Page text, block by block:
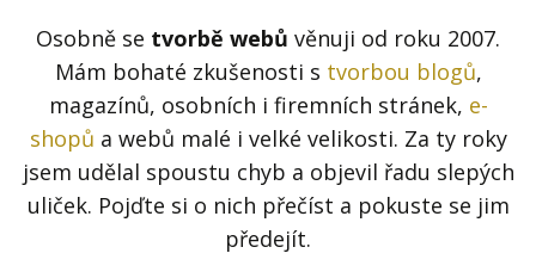
Osobně se tvorbě webů věnuji od roku 2007.
Mám bohaté zkušenosti s tvorbou blogů,
magazínů, osobních i firemních stránek, e-
shopů a webů malé i velké velikosti. Za ty roky
jsem udělal spoustu chyb a objevil řadu slepých
uliček. Pojďte si o nich přečíst a pokuste se jim
předejít.